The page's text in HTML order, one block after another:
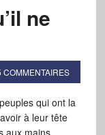
ne
COMMENTAIRES
qui ont la
à leur tête
aux mains